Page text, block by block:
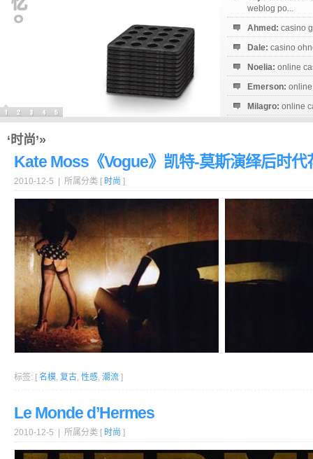
weblog po...
Ahmed: casino
Dale: casino
Noelia: online
Emerson:
Milagro: online
‘时尚’»
Kate Moss《Vogue》凯特-莫斯演绎后时代
2010-12-5 | 所属分类 [ 时尚 ]
标签: [ 名模, 复古, 性感, 潮流 ]
Le Monde d’Hermes
2010-12-5 | 所属分类 [ 时尚 ]